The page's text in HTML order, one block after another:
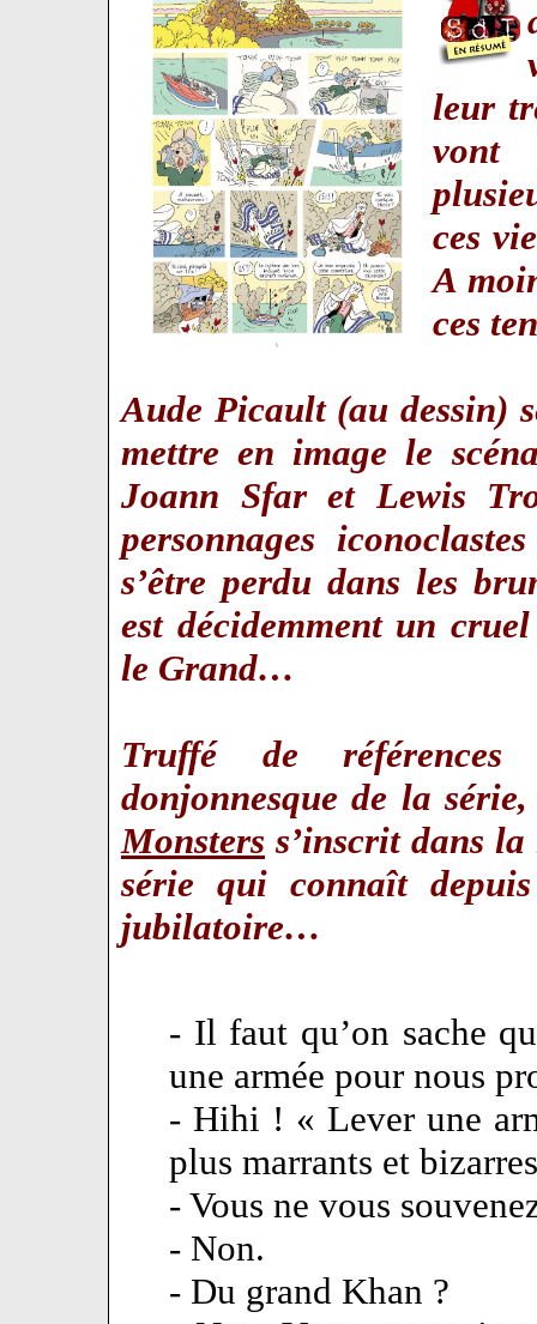
leur
vont
ces
A
ces
Aude Picault (au dessin)
mettre en image le
Joann Sfar et Lewis
personnages
s’être perdu dans les
est décidemment un
le Grand…
Truffé de
donjonnesque de la
Monsters s’inscrit dans
série qui connaît
jubilatoire…
- Il faut qu’on sache
une armée pour nous
- Hihi ! « Lever une
plus marrants et
- Vous ne vous
- Non.
- Du grand Khan ?